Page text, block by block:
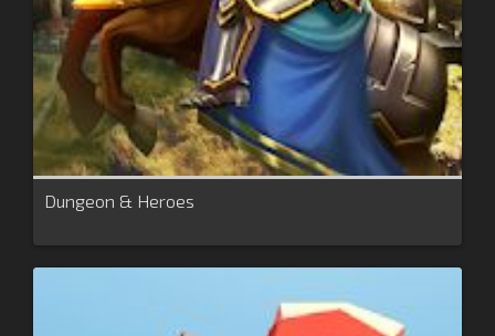
Dungeon & Heroes